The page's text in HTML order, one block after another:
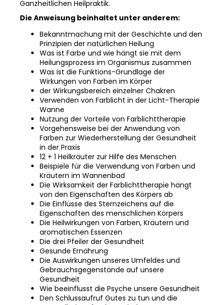
Ganzheitlichen Heilpraktik.
Die Anweisung beinhaltet unter anderem:
Bekanntmachung mit der Geschichte und den
Prinzipien der natürlichen Heilung
Was ist Farbe und wie hängt sie mit dem
Heilungsprozess im Organismus zusammen
Was ist die Funktions-Grundlage der
Wirkungen von Farben im Körper
der Wirkungsbereich einzelner Chakren
Verwenden von Farblicht in der Licht-Therapie
Wanne
Nutzung der Vorteile von Farblichttherapie
Vorgehensweise bei der Anwendung von
Farben zur Wiederherstellung der Gesundheit
in der Praxis
12 + 1 Heilkräuter zur Hilfe des Menschen
Beispiele für die Verwendung von Farben und
Kräutern im Wannenbad
Die Wirksamkeit der Farblichttherapie hängt
von den Eigenschaften des Körpers ab
Die Einflüsse des Sternzeichens auf die
Eigenschaften des menschlichen Körpers
Die Heilwirkungen von Farben, Kräutern und
aromatischen Essenzen
Die drei Pfeiler der Gesundheit
Gesunde Ernährung
Die Auswirkungen unseres Umfeldes und
Gebrauchsgegenstände auf unsere
Gesundheit
Wie beeinflusst die Psyche unsere Gesundheit
Den Schlussaufruf Gutes zu tun und die